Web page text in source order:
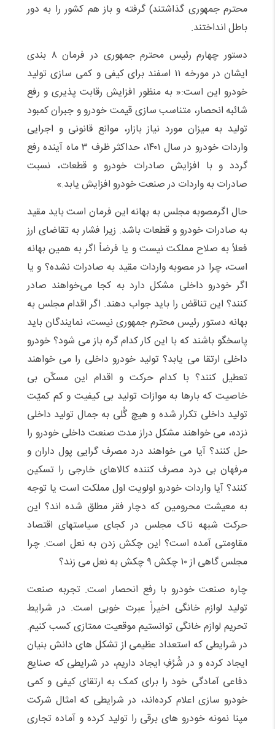
محترم جمهوری گذاشتند) گرفته و باز هم کشور را به دور
باطل انداختند.
دستور چهارم رئیس محترم جمهوری در فرمان ۸ بندی
ایشان در مورخه ۱۱ اسفند برای کیفی و کمی سازی تولید
خودرو این است:« به منظور افزایش رقابت پذیری و رفع
شائبه انحصار، متناسب سازی قیمت خودرو و جبران کمبود
تولید به میزان مورد نیاز بازار، موانع قانونی و اجرایی
واردات خودرو در سال ۱۴۰۱، حداکثر ظرف ۳ ماه آینده رفع
گردد و با افزایش صادرات خودرو و قطعات، نسبت
صادرات به واردات در صنعت خودرو افزایش یابد.»
حال اگرمصوبه مجلس به بهانه این فرمان است باید مقید
به صادرات خودرو و قطعات باشد. زیرا فشار به تقاضای ارز
فعلاً به صلاح مملکت نیست و یا فرضاً اگر به همین بهانه
است، چرا در مصوبه واردات مقید به صادرات نشده؟ و یا
اگر خودرو داخلی مشکل دارد به کجا می‌خواهند صادر
کنند؟ این تناقض را باید جواب دهند. اگر اقدام مجلس به
بهانه دستور رئیس محترم جمهوری نیست، نمایندگان باید
پاسخگو باشند که با این کار کدام گره باز می شود؟ خودرو
داخلی ارتقا می یابد؟ تولید خودرو داخلی را می خواهند
تعطیل کنند؟ با کدام حرکت و اقدام این مسکّن بی
خاصیت که بارها به موازات تولید بی کیفیت و کم کمیّت
تولید داخلی تکرار شده و هیچ گُلی به جمال تولید داخلی
نزده، می خواهند مشکل دراز مدت صنعت داخلی خودرو را
حل کنند؟ آیا می خواهند درد مصرف گرایی پول داران و
مرفهان بی درد مصرف کننده کالاهای خارجی را تسکین
کنند؟ آیا واردات خودرو اولویت اول مملکت است یا توجه
به معیشت محرومین که دچار فقر مطلق شده اند؟ این
حرکت شبهه ناک مجلس در کجای سیاستهای اقتصاد
مقاومتی آمده است؟ این چکش زدن به نعل است. چرا
مجلس گاهی از ۱۰ چکش ۹ چکش به نعل می زند؟
چاره صنعت خودرو با رفع انحصار است. تجربه صنعت
تولید لوازم خانگی اخیراً عبرت خوبی است. در شرایط
تحریم لوازم خانگی توانستیم موقعیت ممتازی کسب کنیم.
در شرایطی که استعداد عظیمی از تشکل های دانش بنیان
ایجاد کرده و در شُرُفِ ایجاد داریم، در شرایطی که صنایع
دفاعی آمادگی خود را برای کمک به ارتقای کیفی و کمی
خودرو سازی اعلام کرده‌اند، در شرایطی که امثال شرکت
مپنا نمونه خودرو های برقی را تولید کرده و آماده تجاری